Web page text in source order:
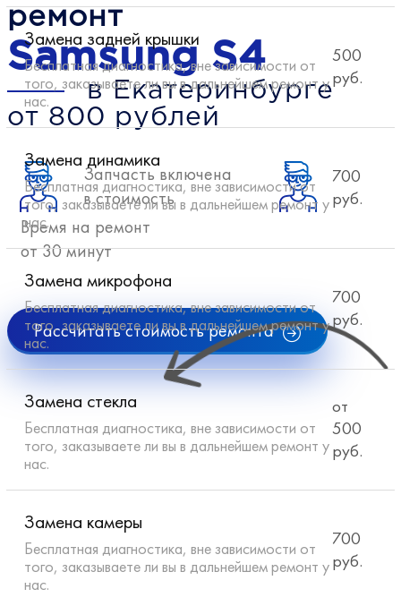
ремонт
Samsung S4
в Екатеринбурге
от 800 рублей
Запчасть включена
в стоимость
Время на ремонт
от 30 минут
Рассчитать стоимость ремонта
Замена задней крышки
Бесплатная диагностика, вне зависимости от
того, заказываете ли вы в дальнейшем ремонт у
нас.
500
руб.
Замена динамика
Бесплатная диагностика, вне зависимости от
того, заказываете ли вы в дальнейшем ремонт у
нас.
700
руб.
Замена микрофона
Бесплатная диагностика, вне зависимости от
того, заказываете ли вы в дальнейшем ремонт у
нас.
700
руб.
Замена стекла
Бесплатная диагностика, вне зависимости от
того, заказываете ли вы в дальнейшем ремонт у
нас.
от
500
руб.
Замена камеры
Бесплатная диагностика, вне зависимости от
того, заказываете ли вы в дальнейшем ремонт у
нас.
700
руб.